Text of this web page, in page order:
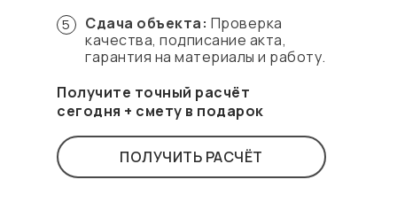
5 Сдача объекта: Проверка
качества, подписание акта,
гарантия на материалы и работу.
Получите точный расчёт
сегодня + смету в подарок
ПОЛУЧИТЬ РАСЧЁТ